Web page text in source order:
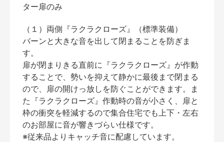
ター扉のみ
（１）両側『ラクラクローズ』（標準装備）
バーンと大きな音を出して閉まることを防ぎま
す。
扉が閉まりきる直前に『ラクラクローズ』が作動
することで、勢いを抑えて静かに最後まで閉まる
ので、扉の開けっ放しを防ぐことができます。ま
た『ラクラクローズ』作動時の音が小さく、扉と
枠の衝突を軽減するので集合住宅でも上下・左右
のお部屋に音が響きづらい仕様です。
※従来品よりキャッチ音に配慮しています。